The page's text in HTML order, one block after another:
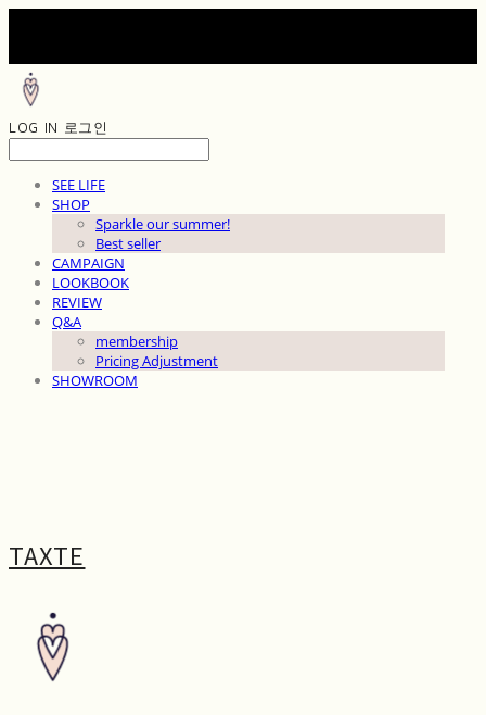
LOG IN 로그인
SEE LIFE
SHOP
Sparkle our summer!
Best seller
CAMPAIGN
LOOKBOOK
REVIEW
Q&A
membership
Pricing Adjustment
SHOWROOM
TAXTE